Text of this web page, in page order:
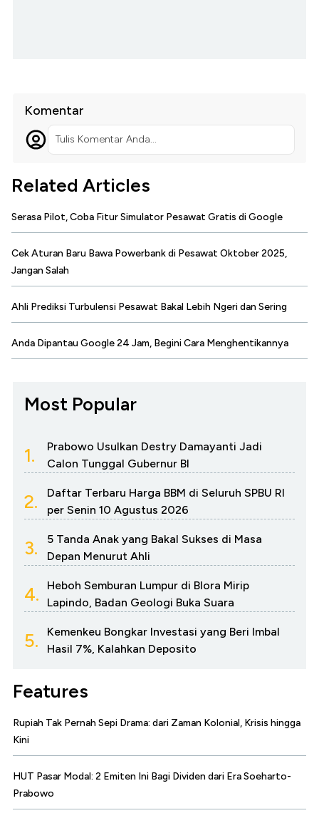
Komentar
Tulis Komentar Anda...
Related Articles
Serasa Pilot, Coba Fitur Simulator Pesawat Gratis di Google
Cek Aturan Baru Bawa Powerbank di Pesawat Oktober 2025,
Jangan Salah
Ahli Prediksi Turbulensi Pesawat Bakal Lebih Ngeri dan Sering
Anda Dipantau Google 24 Jam, Begini Cara Menghentikannya
Most Popular
1.
Prabowo Usulkan Destry Damayanti Jadi
Calon Tunggal Gubernur BI
2.
Daftar Terbaru Harga BBM di Seluruh SPBU RI
per Senin 10 Agustus 2026
3.
5 Tanda Anak yang Bakal Sukses di Masa
Depan Menurut Ahli
4.
Heboh Semburan Lumpur di Blora Mirip
Lapindo, Badan Geologi Buka Suara
5.
Kemenkeu Bongkar Investasi yang Beri Imbal
Hasil 7%, Kalahkan Deposito
Features
Rupiah Tak Pernah Sepi Drama: dari Zaman Kolonial, Krisis hingga
Kini
HUT Pasar Modal: 2 Emiten Ini Bagi Dividen dari Era Soeharto-
Prabowo